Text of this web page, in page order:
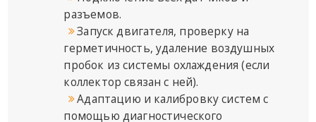
разъемов.
Запуск двигателя, проверку на
герметичность, удаление воздушных
пробок из системы охлаждения (если
коллектор связан с ней).
Адаптацию и калибровку систем с
помощью диагностического